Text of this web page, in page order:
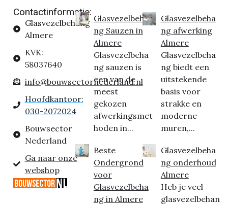
Contactinformatie:
Glasvezelbehang
Almere
KVK:
58037640
info@bouwsectornederland.nl
Hoofdkantoor:
030-2072024
Bouwsector
Nederland
Ga naar onze
webshop
Glasvezelbeha
ng Sauzen in
Almere
Glasvezelbeha
ng sauzen is
een van de
meest
gekozen
afwerkingsmet
hoden in...
Beste
Ondergrond
voor
Glasvezelbeha
ng in Almere
Glasvezelbeha
ng afwerking
Almere
Glasvezelbeha
ng biedt een
uitstekende
basis voor
strakke en
moderne
muren,...
Glasvezelbeha
ng onderhoud
Almere
Heb je veel
glasvezelbehan